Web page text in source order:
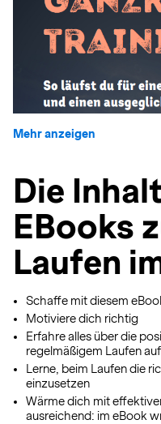
Mehr anzeigen
Die
EBooks
Laufen
Schaffe mit diesem
Motiviere dich richtig
Erfahre alles über die
regelmäßigem Laufen
Lerne, beim Laufen die
einzusetzen
Wärme dich mit
ausreichend: im eBook